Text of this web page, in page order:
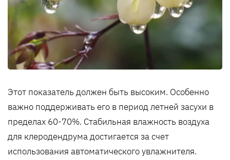
Этот показатель должен быть высоким. Особенно
важно поддерживать его в период летней засухи в
пределах 60-70%. Стабильная влажность воздуха
для клеродендрума достигается за счет
использования автоматического увлажнителя.